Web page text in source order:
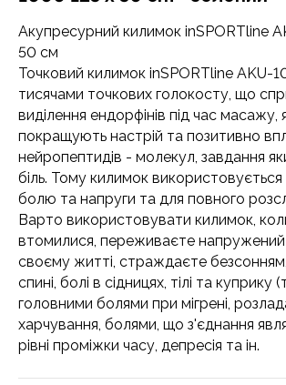
Акупресурний килимок inSPORTline
50 см
Точковий килимок inSPORTline AKU-
тисячами точкових голокосту, що
виділення ендорфінів під час масажу,
покращують настрій та позитивно
нейропептидів - молекул, завдання
біль. Тому килимок використовується
болю та напруги та для повного
Варто використовувати килимок,
втомилися, переживаєте напружений
своєму житті, страждаєте
спині, болі в сідницях, тілі та куприку
головними болями при мігрені,
харчування, болями, що з'єднання
рівні проміжки часу, депресія та ін.